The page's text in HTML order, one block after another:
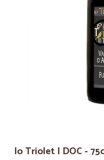
lo Triolet | DOC -